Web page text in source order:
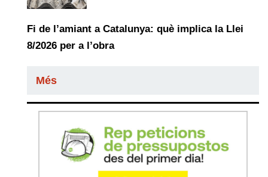
Fi de l’amiant a Catalunya: què implica la Llei
8/2026 per a l’obra
Més